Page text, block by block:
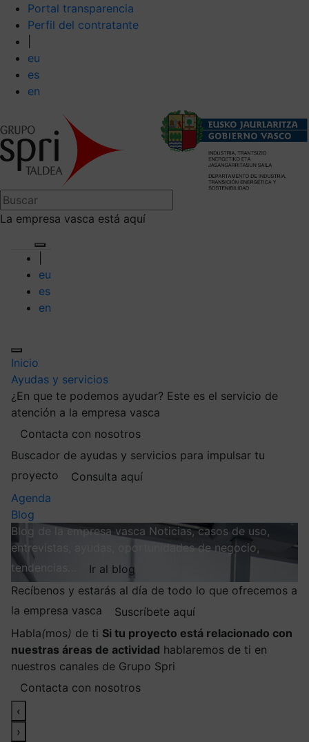
Portal transparencia
Perfil del contratante
eu
es
en
La empresa vasca está aquí
eu
es
en
Inicio
Ayudas y servicios
¿En que te podemos ayudar? Este es el servicio de
atención a la empresa vasca
Contacta con nosotros
Buscador de ayudas y servicios para impulsar tu
proyecto
Consulta aquí
Agenda
Blog
Blog de la empresa vasca Noticias, casos de uso,
entrevistas, ayudas, oportunidades de negocio,
tendencias…
Ir al blog
Recíbenos y estarás al día de todo lo que ofrecemos a
la empresa vasca
Suscríbete aquí
Habla(mos) de ti Si tu proyecto está relacionado con
nuestras áreas de actividad hablaremos de ti en
nuestros canales de Grupo Spri
Contacta con nosotros
‹
›